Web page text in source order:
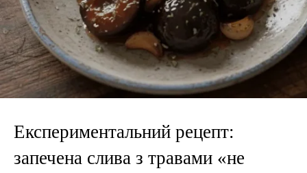
Експериментальний рецепт:
запечена слива з травами «не